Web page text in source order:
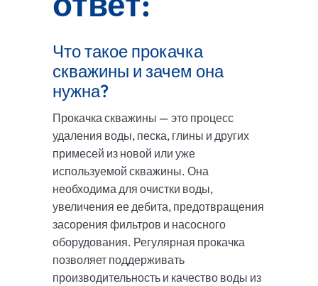
Что такое прокачка
скважины и зачем она
нужна?
Прокачка скважины — это процесс
удаления воды, песка, глины и других
примесей из новой или уже
используемой скважины. Она
необходима для очистки воды,
увеличения ее дебита, предотвращения
засорения фильтров и насосного
оборудования. Регулярная прокачка
позволяет поддерживать
производительность и качество воды из